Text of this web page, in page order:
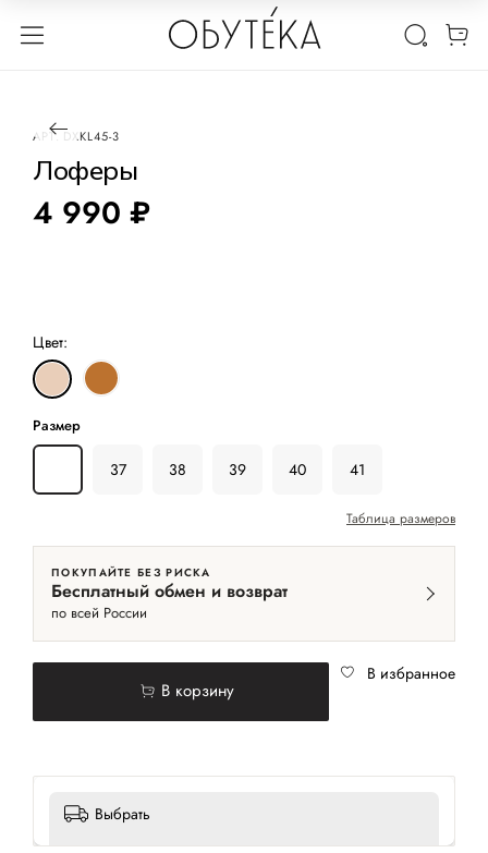
1 / 3
АРТ. DXKL45-3
Лоферы
4 990 ₽
Цвет:
Размер
37 38 39 40 41
Таблица размеров
ПОКУПАЙТЕ БЕЗ РИСКА
Бесплатный обмен и возврат
по всей России
В корзину
В избранное
Выбрать